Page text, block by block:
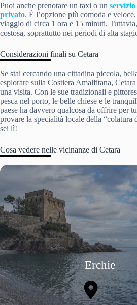
Puoi anche prenotare un taxi o un
privato. È l’opzione più comoda e
viaggio di circa 1 ora e 15 minuti.
costosa, soprattutto nei periodi di alta
Considerazioni finali su Cetara
Se stai cercando una cittadina piccola,
esplorare sulla Costiera Amalfitana,
una visita. Con le sue tradizionali e
pesca nel porto, le belle chiese e le
paese ha davvero qualcosa da offrire per
provare la specialità locale della “colatura
sei lì!
Cosa vedere nelle vicinanze di Cetara
Erchie
2 Km